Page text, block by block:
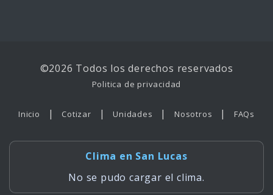
©2026 Todos los derechos reservados
Politica de privacidad
Inicio | Cotizar | Unidades | Nosotros | FAQs
Clima en San Lucas
No se pudo cargar el clima.